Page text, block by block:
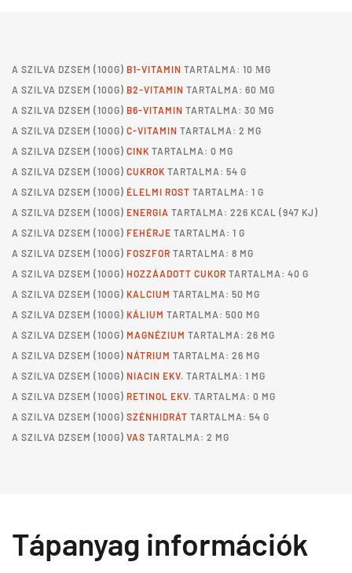
A SZILVA DZSEM (100G) B1-VITAMIN TARTALMA: 10 ΜG
A SZILVA DZSEM (100G) B2-VITAMIN TARTALMA: 60 ΜG
A SZILVA DZSEM (100G) B6-VITAMIN TARTALMA: 30 ΜG
A SZILVA DZSEM (100G) C-VITAMIN TARTALMA: 2 MG
A SZILVA DZSEM (100G) CINK TARTALMA: 0 MG
A SZILVA DZSEM (100G) CUKROK TARTALMA: 54 G
A SZILVA DZSEM (100G) ÉLELMI ROST TARTALMA: 1 G
A SZILVA DZSEM (100G) ENERGIA TARTALMA: 226 KCAL (947 KJ)
A SZILVA DZSEM (100G) FEHÉRJE TARTALMA: 1 G
A SZILVA DZSEM (100G) FOSZFOR TARTALMA: 8 MG
A SZILVA DZSEM (100G) HOZZÁADOTT CUKOR TARTALMA: 40 G
A SZILVA DZSEM (100G) KALCIUM TARTALMA: 50 MG
A SZILVA DZSEM (100G) KÁLIUM TARTALMA: 500 MG
A SZILVA DZSEM (100G) MAGNÉZIUM TARTALMA: 26 MG
A SZILVA DZSEM (100G) NÁTRIUM TARTALMA: 26 MG
A SZILVA DZSEM (100G) NIACIN EKV. TARTALMA: 1 MG
A SZILVA DZSEM (100G) RETINOL EKV. TARTALMA: 0 MG
A SZILVA DZSEM (100G) SZÉNHIDRÁT TARTALMA: 54 G
A SZILVA DZSEM (100G) VAS TARTALMA: 2 MG
Tápanyag információk